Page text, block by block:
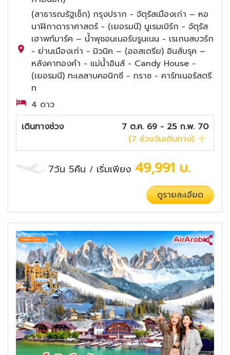
(สาธารณรัฐเช็ก) กรุงปราก - จัตุรัสเมืองเก่า – หอ
นาฬิกาดาราศาสตร์ - (เยอรมนี) นูเรมเบิร์ก - จัตุรัส
เฮาพท์มาร์ค – น้ำพุชอนเนอร์บรูนเนน - เรเกนสบวร์ก
- ย่านเมืองเก่า - มิวนิค – (ออสเตรีย) อินส์บรุค –
หลังคาทองคำ - แม่น้ำอินส์ - Candy House -
(เยอรมนี) ทะเลสาบคอนิกซี - กราซ - คาร์ทเนอร์สตรี
ท
4 ดาว
เดินทางช่วง
7 ต.ค. 69 - 25 ก.พ. 70
(7 ช่วงวันเดินทาง)
7วัน 5คืน / เริ่มเพียง 49,991 บ.
ดูรายละเอียด